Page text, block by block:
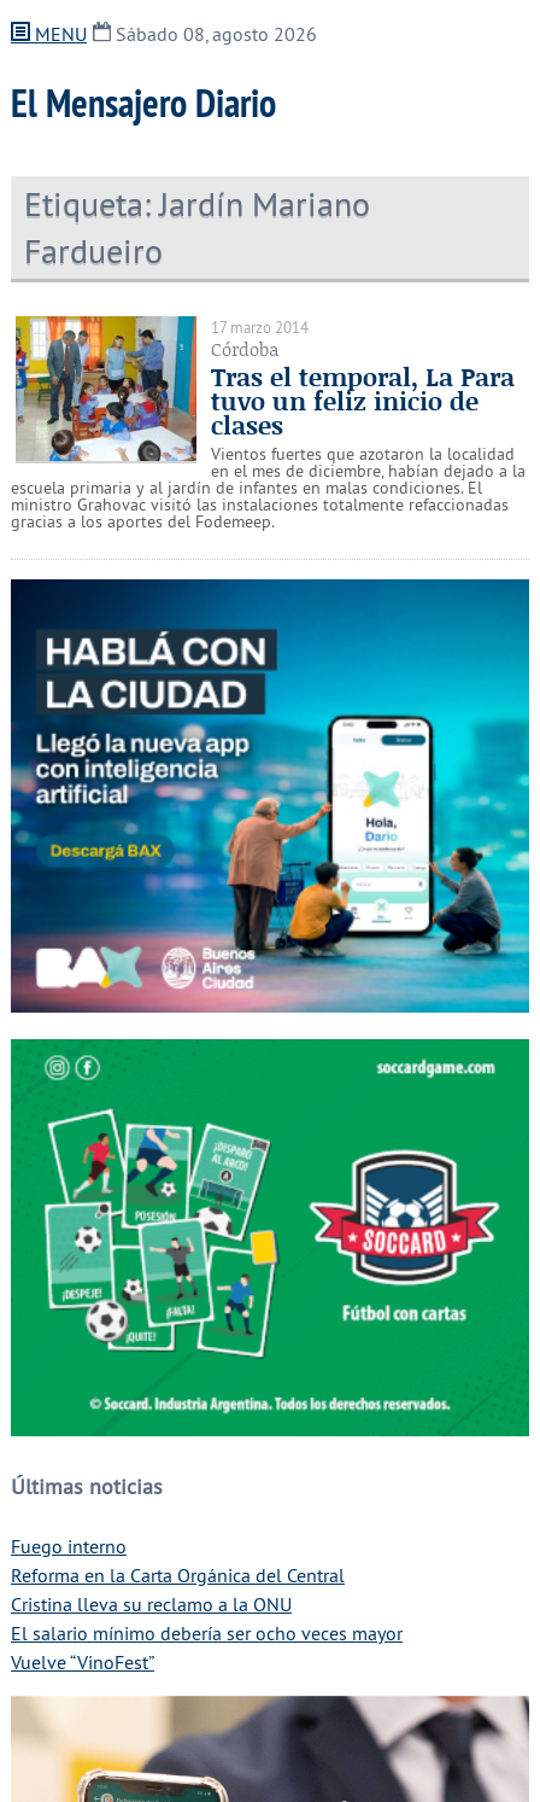
MENU Sábado 08, agosto 2026
El Mensajero Diario
Etiqueta:Jardín Mariano
Fardueiro
17 marzo 2014
Córdoba
Tras el temporal, La Para
tuvo un feliz inicio de
clases
Vientos fuertes que azotaron la localidad
en el mes de diciembre, habían dejado a la
escuela primaria y al jardín de infantes en malas condiciones. El
ministro Grahovac visitó las instalaciones totalmente refaccionadas
gracias a los aportes del Fodemeep.
Últimas noticias
Fuego interno
Reforma en la Carta Orgánica del Central
Cristina lleva su reclamo a la ONU
El salario mínimo debería ser ocho veces mayor
Vuelve “VinoFest”